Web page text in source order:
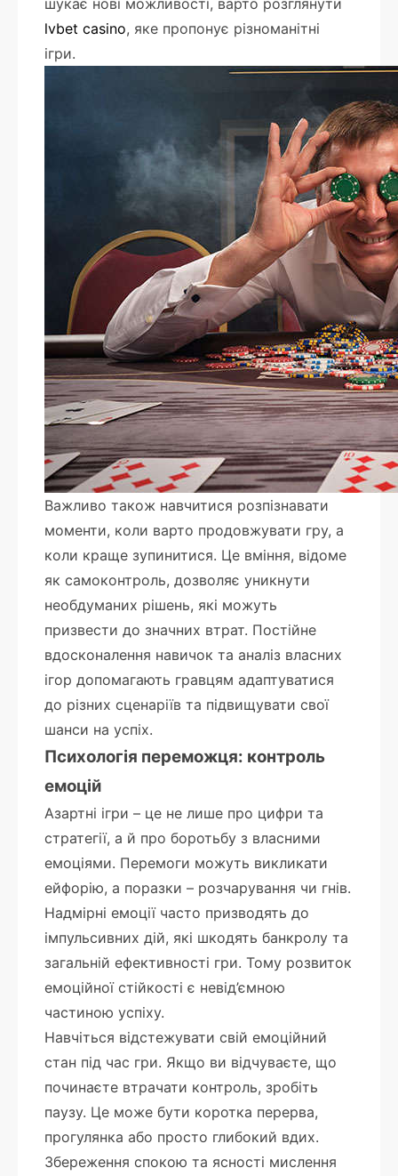
шукає нові можливості, варто розглянути
lvbet casino, яке пропонує різноманітні
ігри.
Важливо також навчитися розпізнавати
моменти, коли варто продовжувати гру, а
коли краще зупинитися. Це вміння, відоме
як самоконтроль, дозволяє уникнути
необдуманих рішень, які можуть
призвести до значних втрат. Постійне
вдосконалення навичок та аналіз власних
ігор допомагають гравцям адаптуватися
до різних сценаріїв та підвищувати свої
шанси на успіх.
Психологія переможця: контроль
емоцій
Азартні ігри – це не лише про цифри та
стратегії, а й про боротьбу з власними
емоціями. Перемоги можуть викликати
ейфорію, а поразки – розчарування чи гнів.
Надмірні емоції часто призводять до
імпульсивних дій, які шкодять банкролу та
загальній ефективності гри. Тому розвиток
емоційної стійкості є невід’ємною
частиною успіху.
Навчіться відстежувати свій емоційний
стан під час гри. Якщо ви відчуваєте, що
починаєте втрачати контроль, зробіть
паузу. Це може бути коротка перерва,
прогулянка або просто глибокий вдих.
Збереження спокою та ясності мислення